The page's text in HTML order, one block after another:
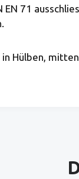
71
Hülben,